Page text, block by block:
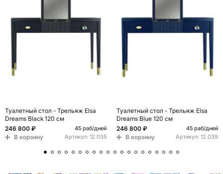
Туалетный стол - Трельяж Elsa
Dreams Black 120 см
246 800 ₽
45 раб/дней
В корзину Артикул: 12.035
Туалетный стол - Трельяж Elsa
Dreams Blue 120 см
246 800 ₽
45 раб/дней
В корзину Артикул: 12.039